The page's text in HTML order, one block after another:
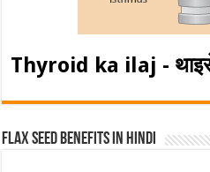
Thyroid ka ilaj -
Flax Seed Benefits in hindi